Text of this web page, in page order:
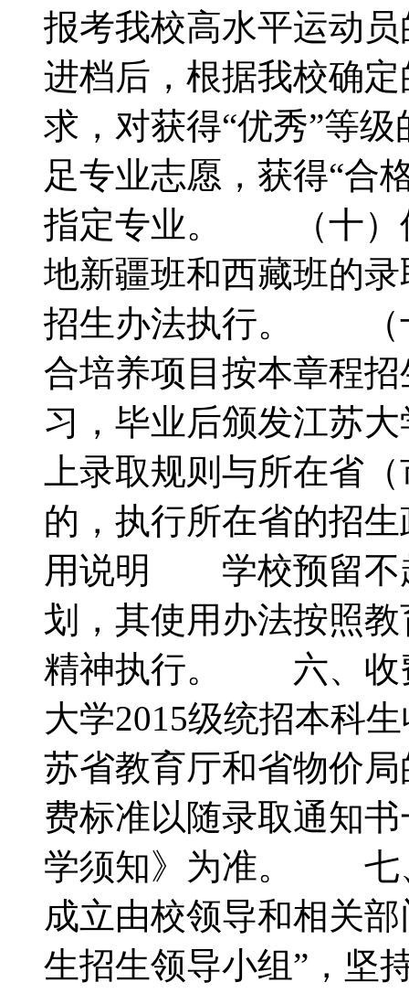
报考我校高水平运动
进档后，根据我校确
求，对获得“优秀”等
足专业志愿，获得“合
指定专业。 （十）
地新疆班和西藏班的
招生办法执行。 （
合培养项目按本章程
习，毕业后颁发江苏
上录取规则与所在省
的，执行所在省的招
用说明 学校预留不
划，其使用办法按照
精神执行。 六、收
大学2015级统招本科
苏省教育厅和省物价
费标准以随录取通知
学须知》为准。 七
成立由校领导和相关
生招生领导小组”，坚